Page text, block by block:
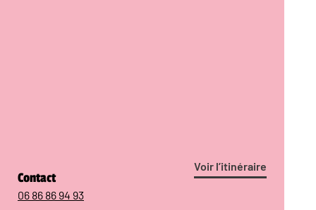
Voir l’itinéraire
Contact
06 86 86 94 93